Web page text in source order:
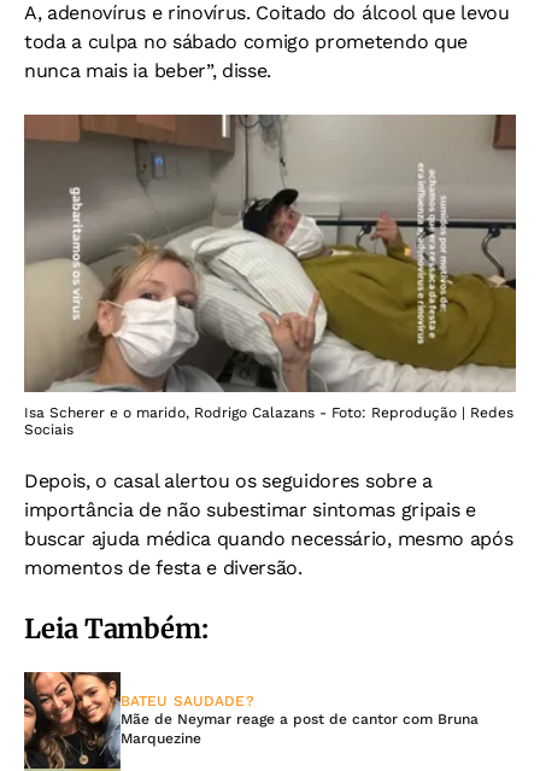
A, adenovírus e rinovírus. Coitado do álcool que levou
toda a culpa no sábado comigo prometendo que
nunca mais ia beber”, disse.
Isa Scherer e o marido, Rodrigo Calazans - Foto: Reprodução | Redes
Sociais
Depois, o casal alertou os seguidores sobre a
importância de não subestimar sintomas gripais e
buscar ajuda médica quando necessário, mesmo após
momentos de festa e diversão.
Leia Também:
BATEU SAUDADE?
Mãe de Neymar reage a post de cantor com Bruna
Marquezine